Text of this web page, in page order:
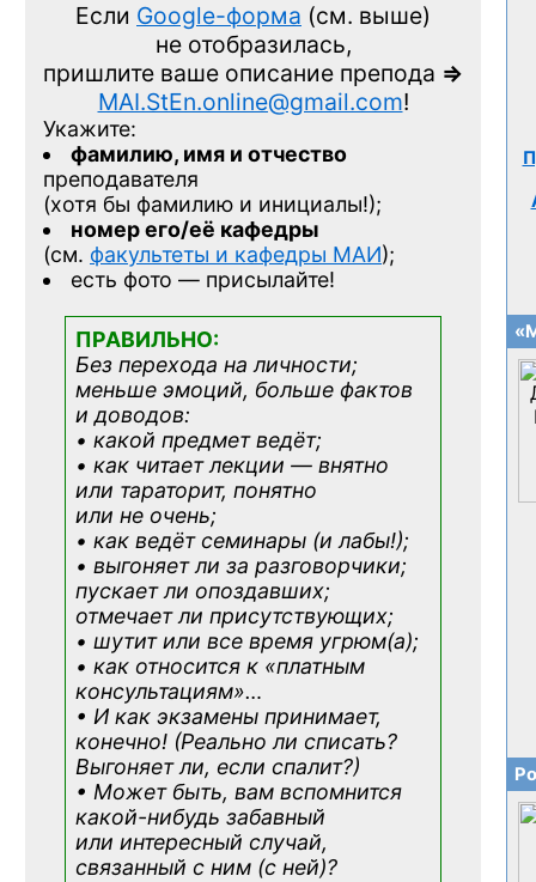
Если Google-форма (см. выше)
не отобразилась,
пришлите ваше описание препода =>
MAI.StEn.online@gmail.com!
Укажите:
фамилию, имя и отчество
преподавателя
(хотя бы фамилию и инициалы!);
номер его/её кафедры
(см. факультеты и кафедры МАИ);
есть фото — присылайте!
ПРАВИЛЬНО:
Без перехода на личности;
меньше эмоций, больше фактов
и доводов:
• какой предмет ведёт;
• как читает лекции — внятно
или тараторит, понятно
или не очень;
• как ведёт семинары (и лабы!);
• выгоняет ли за разговорчики;
пускает ли опоздавших;
отмечает ли присутствующих;
• шутит или все время угрюм(а);
• как относится к «платным
консультациям»…
• И как экзамены принимает,
конечно! (Реально ли списать?
Выгоняет ли, если спалит?)
• Может быть, вам вспомнится
какой-нибудь забавный
или интересный случай,
связанный с ним (с ней)?